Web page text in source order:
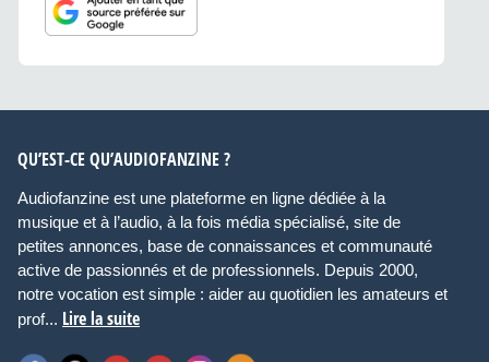
QU’EST-CE QU’AUDIOFANZINE ?
Audiofanzine est une plateforme en ligne dédiée à la
musique et à l’audio, à la fois média spécialisé, site de
petites annonces, base de connaissances et communauté
active de passionnés et de professionnels. Depuis 2000,
notre vocation est simple : aider au quotidien les amateurs et
prof... Lire la suite